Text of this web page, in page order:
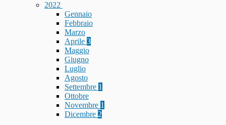
2022
Gennaio
Febbraio
Marzo
Aprile 3
Maggio
Giugno
Luglio
Agosto
Settembre 1
Ottobre
Novembre 1
Dicembre 2